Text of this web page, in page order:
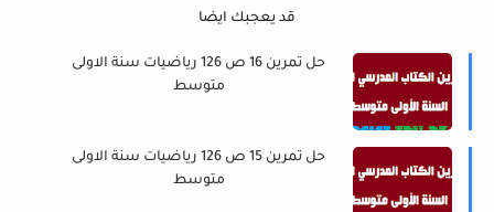
قد يعجبك ايضا
حل تمرين 16 ص 126 رياضيات سنة الاولى
متوسط
حل تمرين 15 ص 126 رياضيات سنة الاولى
متوسط